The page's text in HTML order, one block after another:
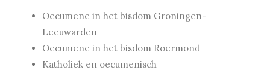
Oecumene in het bisdom Groningen-
Leeuwarden
Oecumene in het bisdom Roermond
Katholiek en oecumenisch